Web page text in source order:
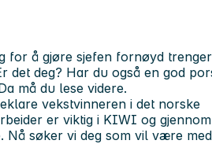
å gjøre sjefen fornøyd
det deg? Har du også en god
må du lese videre.
vekstvinneren i det norske
er viktig i KIWI og
Nå søker vi deg som vil være